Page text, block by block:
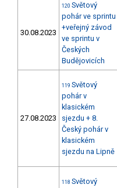
30.08.2023
120 Světový
pohár ve sprintu
+veřejný závod
ve sprintu v
Českých
Budějovicích
27.08.2023
119 Světový
pohár v
klasickém
sjezdu + 8.
Český pohár v
klasickém
sjezdu na Lipně
118 Světový